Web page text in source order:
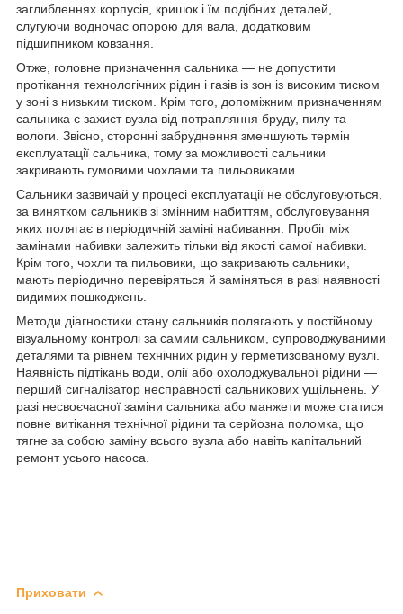
заглибленнях корпусів, кришок і їм подібних деталей,
слугуючи водночас опорою для вала, додатковим
підшипником ковзання.
Отже, головне призначення сальника — не допустити
протікання технологічних рідин і газів із зон із високим тиском
у зоні з низьким тиском. Крім того, допоміжним призначенням
сальника є захист вузла від потрапляння бруду, пилу та
вологи. Звісно, сторонні забруднення зменшують термін
експлуатації сальника, тому за можливості сальники
закривають гумовими чохлами та пильовиками.
Сальники зазвичай у процесі експлуатації не обслуговуються,
за винятком сальників зі змінним набиттям, обслуговування
яких полягає в періодичній заміні набивання. Пробіг між
замінами набивки залежить тільки від якості самої набивки.
Крім того, чохли та пильовики, що закривають сальники,
мають періодично перевіряться й заміняться в разі наявності
видимих пошкоджень.
Методи діагностики стану сальників полягають у постійному
візуальному контролі за самим сальником, супроводжуваними
деталями та рівнем технічних рідин у герметизованому вузлі.
Наявність підтікань води, олії або охолоджувальної рідини —
перший сигналізатор несправності сальникових ущільнень. У
разі несвоєчасної заміни сальника або манжети може статися
повне витікання технічної рідини та серйозна поломка, що
тягне за собою заміну всього вузла або навіть капітальний
ремонт усього насоса.
Приховати